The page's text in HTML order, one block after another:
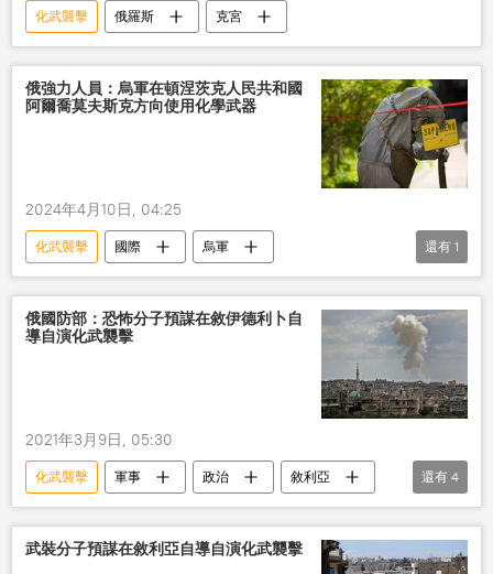
化武襲擊 俄羅斯 克宮
俄強力人員：烏軍在頓涅茨克人民共和國
阿爾喬莫夫斯克方向使用化學武器
2024年4月10日, 04:25
化武襲擊 國際
烏軍
頓涅茨克人民共和國
還有 1
俄國防部：恐怖分子預謀在敘伊德利卜自
導自演化武襲擊
2021年3月9日, 05:30
化武襲擊 軍事 政治
敘利亞
恐怖分子
挑釁
伊德利卜
化學武器
還有 4
武裝分子預謀在敘利亞自導自演化武襲擊